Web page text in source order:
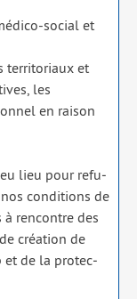
social et
ter­ri­to­riaux et
les
en rai­son
lieu pour refu­
condi­tions de
ren­contre des
créa­tion de
et de la pro­tec­